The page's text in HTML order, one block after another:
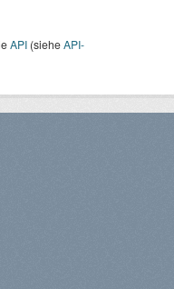
API (sieheAPI-